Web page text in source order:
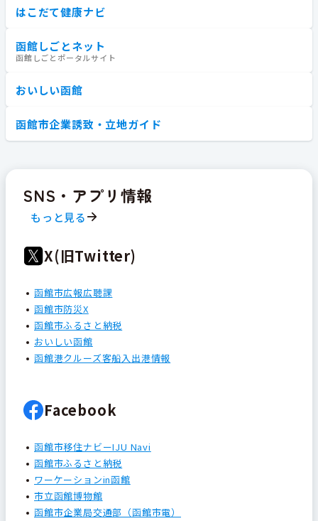
はこだて健康ナビ
函館しごとネット
函館しごとポータルサイト
おいしい函館
函館市企業誘致・立地ガイド
SNS・アプリ情報
もっと見る
X(旧Twitter)
函館市広報広聴課
函館市防災X
函館市ふるさと納税
おいしい函館
函館港クルーズ客船入出港情報
Facebook
函館市移住ナビーIJU Navi
函館市ふるさと納税
ワーケーションin函館
市立函館博物館
函館市企業局交通部（函館市電）